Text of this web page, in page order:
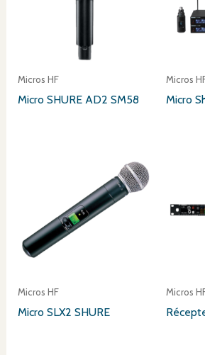
Micros HF
Micro SHURE AD2 SM58
Micros
Micro
Micros HF
Micro SLX2 SHURE
Micros